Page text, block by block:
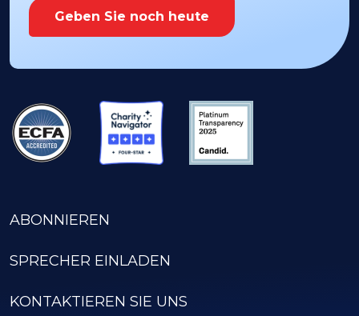
Geben Sie noch heute
ABONNIEREN
SPRECHER EINLADEN
KONTAKTIEREN SIE UNS